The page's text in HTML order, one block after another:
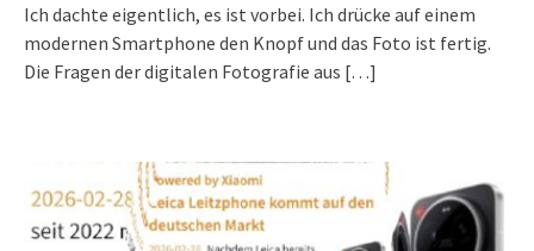
Ich dachte eigentlich, es ist vorbei. Ich drücke auf einem
modernen Smartphone den Knopf und das Foto ist fertig.
Die Fragen der digitalen Fotografie aus […]